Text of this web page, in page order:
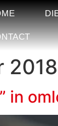
2018
in